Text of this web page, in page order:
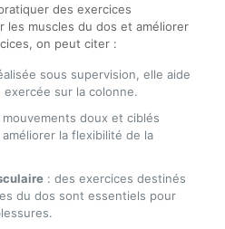
des exercices
les muscles du dos et améliorer
on peut citer :
sous supervision, elle aide
sur la colonne.
doux et ciblés
la flexibilité de la
: des exercices destinés
du dos sont essentiels pour